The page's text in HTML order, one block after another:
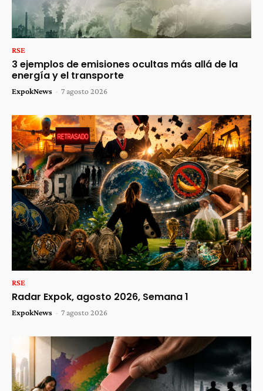
RSE
3 ejemplos de emisiones ocultas más allá de la
energía y el transporte
ExpokNews - 7 agosto 2026
RSE
Radar Expok, agosto 2026, Semana 1
ExpokNews - 7 agosto 2026